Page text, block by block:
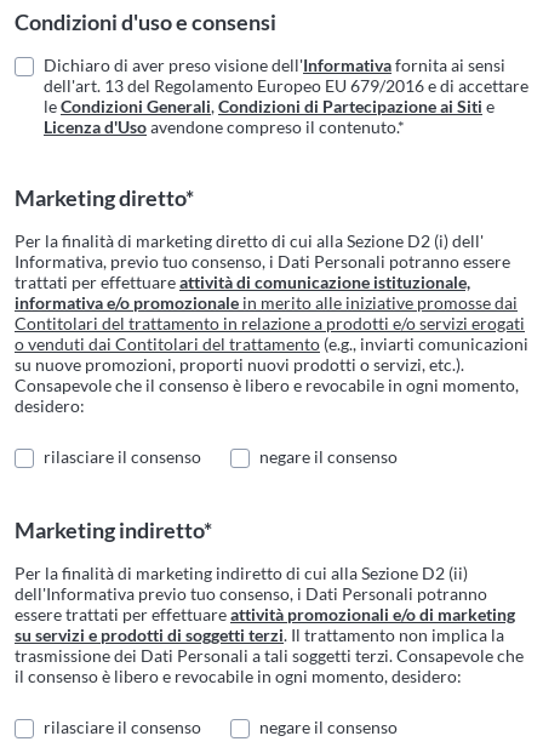
Condizioni d'uso e consensi
Dichiaro di aver preso visione dell'Informativafornita ai sensi
dell'art. 13 del Regolamento Europeo EU 679/2016 e di accettare
leCondizioni Generali,Condizioni di Partecipazione ai Siti e
Licenza d'Usoavendone compreso il contenuto.*
Marketing diretto*
Per la finalità di marketing diretto di cui alla Sezione D2 (i) dell'
Informativa, previo tuo consenso, i Dati Personali potranno essere
trattati per effettuareattività di comunicazione istituzionale,
informativa e/o promozionale in merito alle iniziative promosse dai
Contitolari del trattamento in relazione a prodotti e/o servizi erogati
o venduti dai Contitolari del trattamento (e.g., inviarti comunicazioni
su nuove promozioni, proporti nuovi prodotti o servizi, etc.).
Consapevole che il consenso è libero e revocabile in ogni momento,
desidero:
rilasciare il consenso negare il consenso
Marketing indiretto*
Per la finalità di marketing indiretto di cui alla Sezione D2 (ii)
dell'Informativa previo tuo consenso, i Dati Personali potranno
essere trattati per effettuareattività promozionali e/o di marketing
su servizi e prodotti di soggetti terzi. Il trattamento non implica la
trasmissione dei Dati Personali a tali soggetti terzi. Consapevole che
il consenso è libero e revocabile in ogni momento, desidero:
rilasciare il consenso negare il consenso